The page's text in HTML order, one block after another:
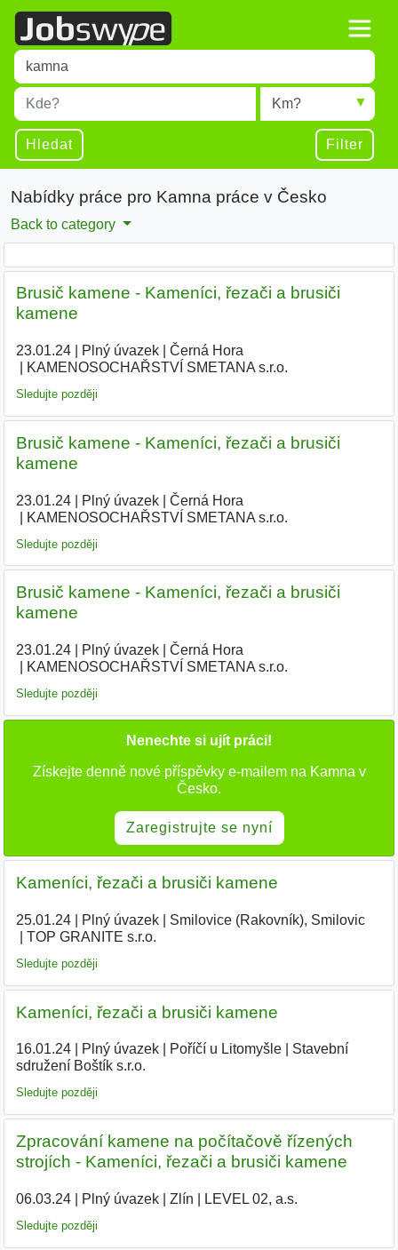
Title
Type 1 or more characters for results.
Místo
Type 1 or more characters for results.
Radius
Hledat Filter
Nabídky práce pro Kamna práce v Česko
Back to category
Brusič kamene - Kameníci, řezači a brusiči
kamene
23.01.24| Plný úvazek| Černá Hora
KAMENOSOCHAŘSTVÍ SMETANA s.r.o.
Sledujte později
Brusič kamene - Kameníci, řezači a brusiči
kamene
23.01.24| Plný úvazek| Černá Hora
KAMENOSOCHAŘSTVÍ SMETANA s.r.o.
Sledujte později
Brusič kamene - Kameníci, řezači a brusiči
kamene
23.01.24| Plný úvazek| Černá Hora
KAMENOSOCHAŘSTVÍ SMETANA s.r.o.
Sledujte později
Nenechte si ujít práci!
Získejte denně nové příspěvky e-mailem na Kamna v
Česko.
Zaregistrujte se nyní
Kameníci, řezači a brusiči kamene
25.01.24| Plný úvazek| Smilovice (Rakovník), Smilovic|
TOP GRANITE s.r.o.
Sledujte později
Kameníci, řezači a brusiči kamene
16.01.24| Plný úvazek| Poříčí u Litomyšle|
Stavební
sdružení Boštík s.r.o.
Sledujte později
Zpracování kamene na počítačově řízených
strojích - Kameníci, řezači a brusiči kamene
06.03.24| Plný úvazek| Zlín LEVEL 02, a.s.
Sledujte později